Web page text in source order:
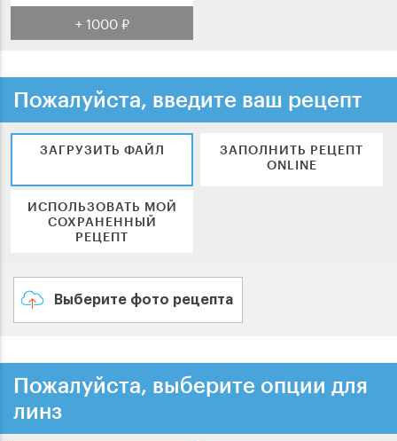
+ 1000 ₽
Пожалуйста, введите ваш рецепт
ЗАГРУЗИТЬ ФАЙЛ
ЗАПОЛНИТЬ РЕЦЕПТ
ONLINE
ИСПОЛЬЗОВАТЬ МОЙ
СОХРАНЕННЫЙ
РЕЦЕПТ
Выберите фото рецепта
Пожалуйста, выберите опции для
линз